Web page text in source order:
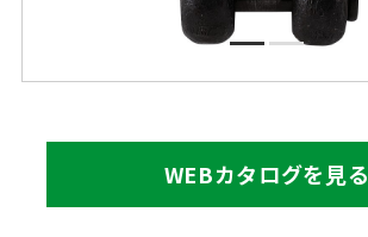
WEBカタログを見る